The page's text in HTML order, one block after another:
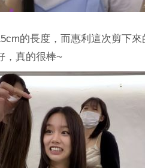
的長度，而惠利這次剪下
，真的很棒~